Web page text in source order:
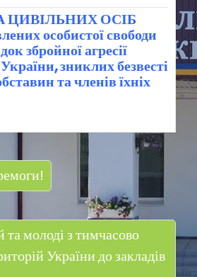
ЦИВІЛЬНИХ ОСІБ
особистої свободи
збройної агресії
зниклих безвесті
та членів їхніх
та молоді з тимчасово
України до закладів